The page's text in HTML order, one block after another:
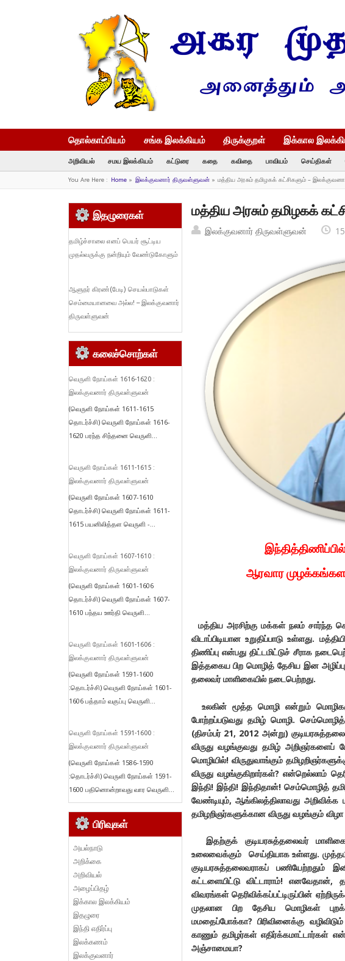
தொல்காப்பியம் சங்க இலக்கியம் திருக்குறள் இக்கால
அறிவியல் சமய இலக்கியம் கட்டுரை கதை கவிதை பாவியம் செய்திகள்
You Are Here : Home» இலக்குவனார் திருவள்ளுவன்» மத்திய அரசும் தமிழகக் கட்சிகளும் –
மத்திய அரசும் தமிழகக்
இலக்குவனார் திருவள்ளுவன்
ஆரவார
மத்திய அரசிற்கு மக்கள் நலம் சார்ந்த
விடாப்பிடியான உறுதிப்பாடு உள்ளது.
திணிப்பு என்பது திட்டமிட்டுச் சீராக
இத்தகைய பிற மொழித் தேசிய இன
தலைவர் மாளிகையில் நடைபெற்றது.
உலகின் மூத்த மொழி என்றும்
போற்றப்படுவது தமிழ் மொழி.
(திசம்பர் 21, 2012 அன்று)
விருது வழங்குவது தமிழ்
மொழியில்! விருதுவாங்கும்
விருது வழங்குகிறார்கள்? என்றெல்லாம்
இந்தி! இந்தி! இந்திதான்! செம்மொழித்
வேண்டியும், ஆங்கிலத்திலாவது அறிவிக்க
தமிழறிஞர்களுக்கான விருது வழங்கும்
இதற்குக் குடியரசுத்தலைவர்
உலைவைக்கும் செய்தியாக உள்ளது.
குடியரசுத்தலைவராகப்
கட்டளையிட்டு விட்டாராம்! எனவேதான்,
விவரங்கள் தெரிவிக்கப்பட்டிருப்பின்
முதலான பிற தேசிய மொழிகள்
மமதைப்போக்கா? பிரிவினைக்கு
காணும் தமிழர்கள் எதிர்க்கமாட்டார்கள்
அஞ்சாமையா?
இதழுரைகள்
தமிழ்ச்சாலை எனப் பெயர் சூட்டிய
முதல்வருக்கு நன்றியும் வேண்டுகோளும்
ஆளுநர் கிரண்(பேடி) செயல்பாடுகள்
செம்மையானவை அல்ல! – இலக்குவனார்
திருவள்ளுவன்
கலைச்சொற்கள்
வெருளி நோய்கள் 1616-1620 :
இலக்குவனார் திருவள்ளுவன்
(வெருளி நோய்கள் 1611-1615
தொடர்ச்சி) வெருளி நோய்கள் 1616-
1620 பரந்த சிந்தனை வெருளி...
வெருளி நோய்கள் 1611-1615 :
இலக்குவனார் திருவள்ளுவன்
(வெருளி நோய்கள் 1607-1610
தொடர்ச்சி) வெருளி நோய்கள் 1611-
1615 பயனிலித்தள வெருளி -...
வெருளி நோய்கள் 1607-1610 :
இலக்குவனார் திருவள்ளுவன்
(வெருளி நோய்கள் 1601-1606
தொடர்ச்சி) வெருளி நோய்கள் 1607-
1610 பந்தய ஊர்தி வெருளி...
வெருளி நோய்கள் 1601-1606 :
இலக்குவனார் திருவள்ளுவன்
(வெருளி நோய்கள் 1591-1600
:தொடர்ச்சி) வெருளி நோய்கள் 1601-
1606 பத்தாம் வகுப்பு வெருளி...
வெருளி நோய்கள் 1591-1600 :
இலக்குவனார் திருவள்ளுவன்
(வெருளி நோய்கள் 1586-1590
:தொடர்ச்சி) வெருளி நோய்கள் 1591-
1600 பதினொன்றாவது வார வெருளி...
பிரிவுகள்
அயல்நாடு
அறிக்கை
அறிவியல்
அழைப்பிதழ்
இக்கால இலக்கியம்
இதழுரை
இந்தி எதிர்ப்பு
இலக்கணம்
இலக்குவனார்